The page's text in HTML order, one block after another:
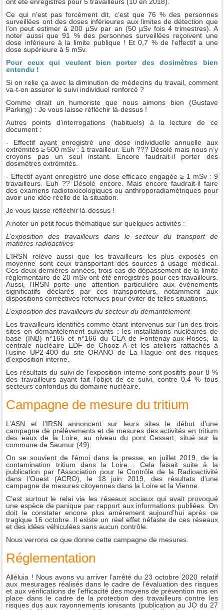
ont été enregistrés pour 5 travailleurs (10 en 2018).
Ce qui n’est pas forcément dit, c’est que 76 % des personnes
surveillées ont des doses inférieures aux limites de détection que
l’on peut estimer à 200 µSv par an (50 µSv fois 4 trimestres). A
noter aussi que 91 % des personnes surveillées reçoivent une
dose inférieure à la limite publique ! Et 0,7 % de l’effectif a une
dose supérieure à 5 mSv.
Pour ceux qui veulent bien porter des dosimètres bien
entendu !
Si on relie ça avec la diminution de médecins du travail, comment
va-t-on assurer le suivi individuel renforcé ?
Comme dirait un humoriste que nous aimons bien (Gustave
Parking) : Je vous laisse réfléchir là-dessus !
Autres points d’interrogations (habituels) à la lecture de ce
document :
- Effectif ayant enregistré une dose individuelle annuelle aux
extrémités ≥ 500 mSv : 1 travailleur. Euh ??? Désolé mais nous n’y
croyons pas un seul instant. Encore faudrait-il porter des
dosimètres extrémités.
- Effectif ayant enregistré une dose efficace engagée ≥ 1 mSv : 9
travailleurs. Euh ?? Désolé encore. Mais encore faudrait-il faire
des examens radiotoxicologiques ou anthroporadiamétriques pour
avoir une idée réelle de la situation.
Je vous laisse réfléchir là-dessus !
A noter un petit focus thématique sur quelques activités :
L’exposition des travailleurs dans le secteur du transport de
matières radioactives
L’IRSN relève aussi que les travailleurs les plus exposés en
moyenne sont ceux transportant des sources à usage médical.
Ces deux dernières années, trois cas de dépassement de la limite
réglementaire de 20 mSv ont été enregistrés pour ces travailleurs.
Aussi, l’IRSN porte une attention particulière aux évènements
significatifs déclarés par ces transporteurs, notamment aux
dispositions correctives retenues pour éviter de telles situations.
L’exposition des travailleurs du secteur du démantèlement
Les travailleurs identifiés comme étant intervenus sur l’un des trois
sites en démantèlement suivants : les installations nucléaires de
base (INB) n°165 et n°166 du CEA de Fontenay-aux-Roses, la
centrale nucléaire EDF de Chooz A et les ateliers rattachés à
l’usine UP2-400 du site ORANO de La Hague ont des risques
d’exposition interne.
Les résultats du suivi de l’exposition interne sont positifs pour 8 %
des travailleurs ayant fait l’objet de ce suivi, contre 0,4 % tous
secteurs confondus du domaine nucléaire.
Campagne de mesure du tritium
L’ASN et l’IRSN annoncent sur leurs sites le début d’une
campagne de prélèvements et de mesures des activités en tritium
des eaux de la Loire, au niveau du pont Cessart, situé sur la
commune de Saumur (49).
On se souvient de l’émoi dans la presse, en juillet 2019, de la
contamination tritium dans la Loire… Cela faisait suite à la
publication par l’Association pour le Contrôle de la Radioactivité
dans l’Ouest (ACRO), le 18 juin 2019, des résultats d’une
campagne de mesures citoyennes dans la Loire et la Vienne.
C’est surtout le relai via les réseaux sociaux qui avait provoqué
une espèce de panique par rapport aux informations publiées. On
doit le constater encore plus amèrement aujourd’hui après ce
tragique 16 octobre. Il existe un réel effet néfaste de ces réseaux
et des idées véhiculées sans aucun contrôle.
Nous verrons ce que donne cette campagne de mesures.
Réglementation
Alléluia ! Nous avons vu arriver l’arrêté du 23 octobre 2020 relatif
aux mesurages réalisés dans le cadre de l’évaluation des risques
et aux vérifications de l’efficacité des moyens de prévention mis en
place dans le cadre de la protection des travailleurs contre les
risques dus aux rayonnements ionisants (publication au JO du 27